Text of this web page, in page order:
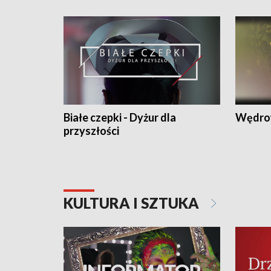
Białe czepki - Dyżur dla
przyszłości
KULTURA I SZTUKA